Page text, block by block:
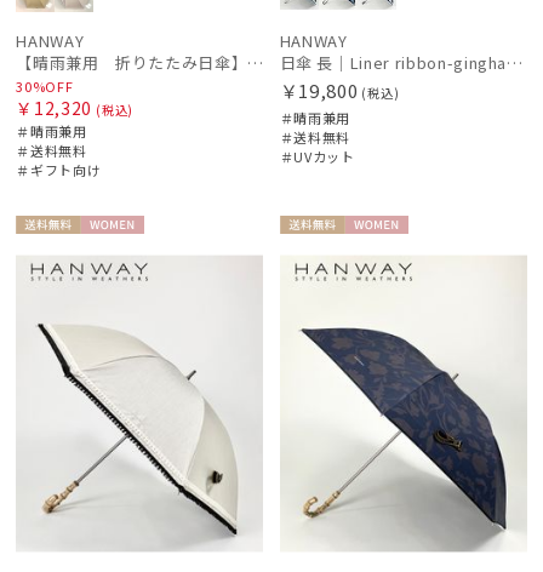
HANWAY
【晴雨兼用 折りたたみ日傘】ハンウェイ（ＨＡＮＷＡＹ）Botanical Flower（ボタニカル・フラワー）
30%OFF
￥12,320 (税込)
＃晴雨兼用
＃送料無料
＃ギフト向け
HANWAY
日傘 長｜Liner ribbon-gingham [HANWAY]
￥19,800 (税込)
＃晴雨兼用
＃送料無料
＃UVカット
料
N
料
N